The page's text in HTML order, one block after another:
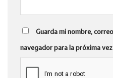
Guarda mi nombre,
navegador para la próxima